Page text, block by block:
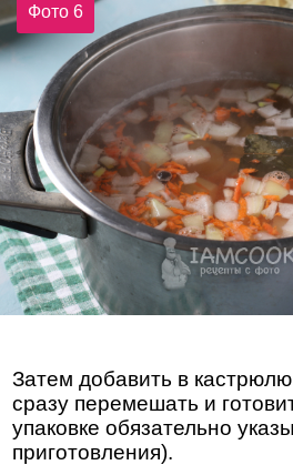
Фото 6
Затем добавить в
сразу перемешать и
упаковке обязательно
приготовления).